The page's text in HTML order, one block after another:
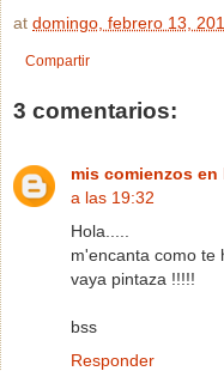
at domingo, febrero 13,
Compartir
3 comentarios:
mis comienzos
a las 19:32
Hola.....
m'encanta como te
vaya pintaza !!!!!
bss
Responder